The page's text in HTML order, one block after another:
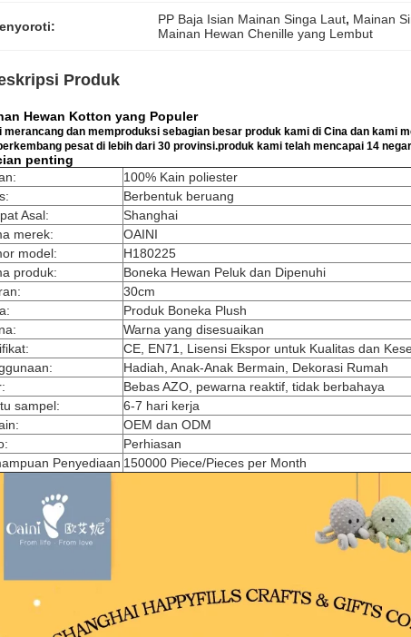
PP Baja Isian Mainan Singa Laut, Mainan
Mainan Hewan Chenille yang Lembut
Produk
Hewan Kotton yang Populer
merancang dan memproduksi sebagian besar produk kami di Cina dan kami
pesat di lebih dari 30 provinsi.produk kami telah mencapai 14
penting
100% Kain poliester
Berbentuk beruang
Asal:
Shanghai
merek:
OAINI
model:
H180225
produk:
Boneka Hewan Peluk dan Dipenuhi
30cm
Produk Boneka Plush
Warna yang disesuaikan
CE, EN71, Lisensi Ekspor untuk Kualitas dan
Hadiah, Anak-Anak Bermain, Dekorasi Rumah
Bebas AZO, pewarna reaktif, tidak berbahaya
sampel:
6-7 hari kerja
OEM dan ODM
Perhiasan
Penyediaan 150000 Piece/Pieces per Month